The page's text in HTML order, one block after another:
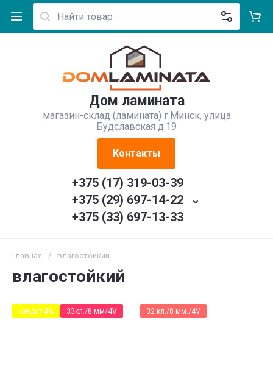
Дом ламината
магазин-склад (ламината) г.Минск, улица
Будславская д.19
Контакты
+375 (17) 319-03-39
+375 (29) 697-14-22
+375 (33) 697-13-33
Главная / влагостойкий
влагостойкий
кредит 4% 33кл./8 мм/4V 32 кл./8 мм./4V